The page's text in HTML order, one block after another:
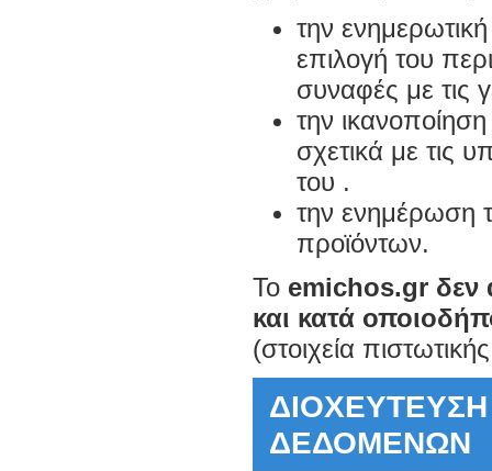
την
επιλογή του
συναφές με τις
την
σχετικά με τις
του .
την ενημέρωση
προϊόντων.
Το emichos.gr δεν
και κατά
(στοιχεία
ΔΕΔΟΜΕΝΩΝ